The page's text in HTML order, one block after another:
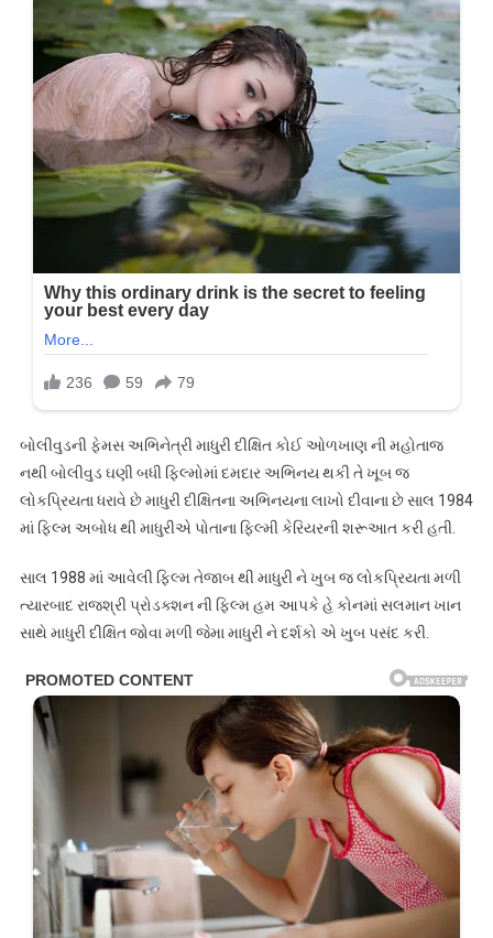
બોલીવુડની ફેમસ અભિનેત્રી માધુરી દીક્ષિત કોઈ ઓળખાણ ની મહોતાજ
નથી બોલીવુડ ઘણી બધી ફિલ્મોમાં દમદાર અભિનય થકી તે ખૂબ જ
લોકપ્રિયતા ધરાવે છે માધુરી દીક્ષિતના અભિનયના લાખો દીવાના છે સાલ 1984
માં ફિલ્મ અબોધ થી માધુરીએ પોતાના ફિલ્મી કેરિયરની શરૂઆત કરી હતી.
સાલ 1988 માં આવેલી ફિલ્મ તેજાબ થી માધુરી ને ખુબ જ લોકપ્રિયતા મળી
ત્યારબાદ રાજશ્રી પ્રોડક્શન ની ફિલ્મ હમ આપકે હે કોનમાં સલમાન ખાન
સાથે માધુરી દીક્ષિત જોવા મળી જેમા માધુરી ને દર્શકો એ ખુબ પસંદ કરી.